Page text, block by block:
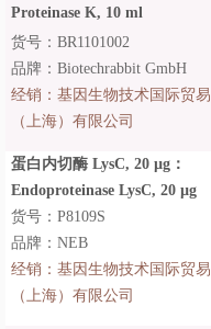
Proteinase K, 10 ml
货号：BR1101002
品牌：Biotechrabbit GmbH
经销： 基因生物技术国际贸易
（上海）有限公司
蛋白内切酶 LysC, 20 µg：
Endoproteinase LysC, 20 µg
货号：P8109S
品牌：NEB
经销： 基因生物技术国际贸易
（上海）有限公司